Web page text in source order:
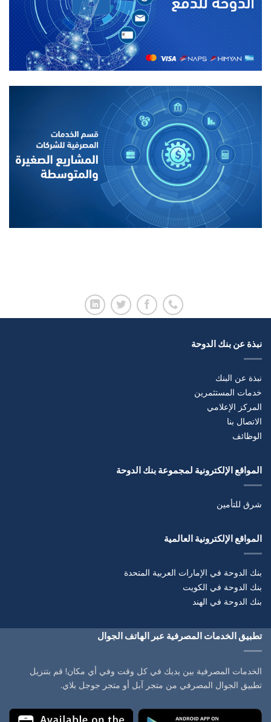
نبذة عن بنك الدوحة
نبذة عن البنك
خدمات المستثمرين
المركز الإعلامي
الاتصال بنا
الوظائف
المواقع الإلكترونية لمجموعة بنك الدوحة
شرق للتأمين
المواقع الإلكترونية العالمية
بنك الدوحة في الإمارات العربية المتحدة
بنك الدوحة في الكويت
بنك الدوحة في الهند
تطبيق الخدمات المصرفية عبر الهاتف الجوال
الخدمات المصرفية بين يديك في كل وقت وفي أي مكان! قم بتنزيل
تطبيق الجوال المصرفي من متجر آبل أو متجر جوجل بلاي.